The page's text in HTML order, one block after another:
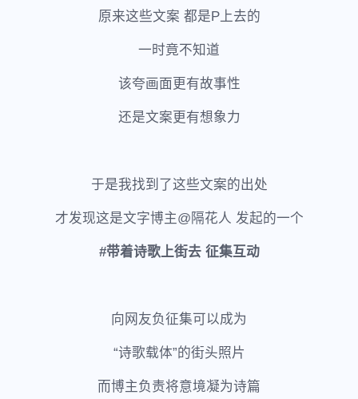
原来这些文案 都是P上去的
一时竟不知道
该夸画面更有故事性
还是文案更有想象力
于是我找到了这些文案的出处
才发现这是文字博主@隔花人 发起的一个
#带着诗歌上街去 征集互动
向网友负征集可以成为
“诗歌载体”的街头照片
而博主负责将意境凝为诗篇